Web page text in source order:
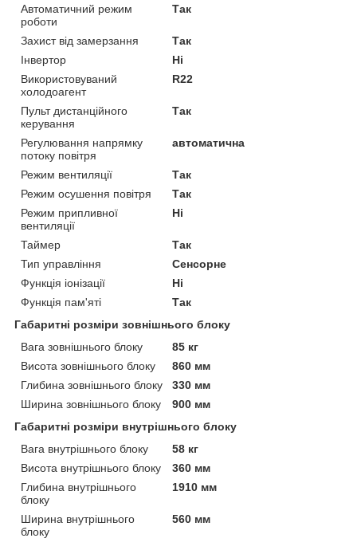
Автоматичний режим
роботи
Так
Захист від замерзання
Так
Інвертор
Ні
Використовуваний
холодоагент
R22
Пульт дистанційного
керування
Так
Регулювання напрямку
потоку повітря
автоматична
Режим вентиляції
Так
Режим осушення повітря
Так
Режим припливної
вентиляції
Ні
Таймер
Так
Тип управління
Сенсорне
Функція іонізації
Ні
Функція пам'яті
Так
Габаритні розміри зовнішнього блоку
Вага зовнішнього блоку
85 кг
Висота зовнішнього блоку
860 мм
Глибина зовнішнього блоку
330 мм
Ширина зовнішнього блоку
900 мм
Габаритні розміри внутрішнього блоку
Вага внутрішнього блоку
58 кг
Висота внутрішнього блоку
360 мм
Глибина внутрішнього
блоку
1910 мм
Ширина внутрішнього
блоку
560 мм